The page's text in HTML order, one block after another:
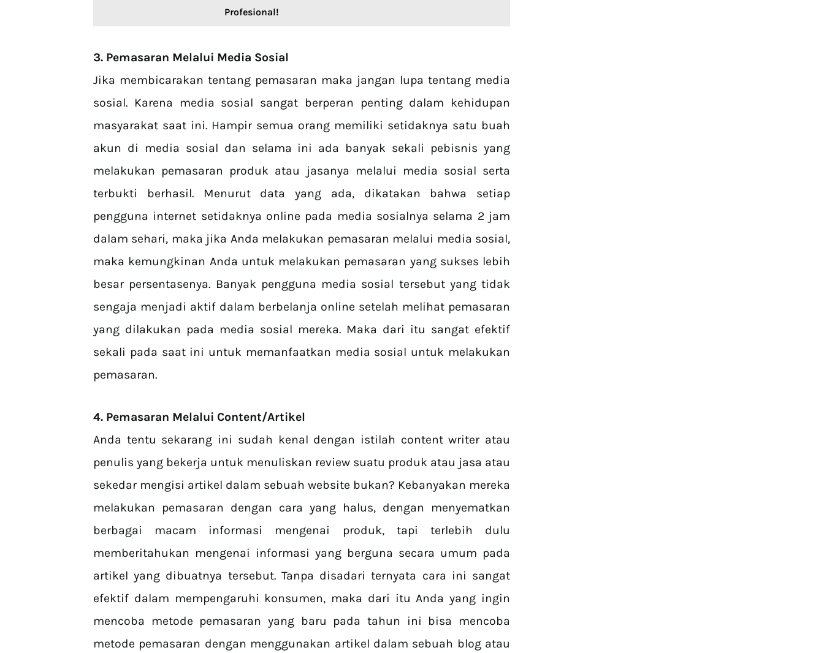
Profesional!
3. Pemasaran Melalui Media Sosial
Jika membicarakan tentang pemasaran maka jangan lupa tentang media
sosial. Karena media sosial sangat berperan penting dalam kehidupan
masyarakat saat ini. Hampir semua orang memiliki setidaknya satu buah
akun di media sosial dan selama ini ada banyak sekali pebisnis yang
melakukan pemasaran produk atau jasanya melalui media sosial serta
terbukti berhasil. Menurut data yang ada, dikatakan bahwa setiap
pengguna internet setidaknya online pada media sosialnya selama 2 jam
dalam sehari, maka jika Anda melakukan pemasaran melalui media sosial,
maka kemungkinan Anda untuk melakukan pemasaran yang sukses lebih
besar persentasenya. Banyak pengguna media sosial tersebut yang tidak
sengaja menjadi aktif dalam berbelanja online setelah melihat pemasaran
yang dilakukan pada media sosial mereka. Maka dari itu sangat efektif
sekali pada saat ini untuk memanfaatkan media sosial untuk melakukan
pemasaran.
4. Pemasaran Melalui Content/Artikel
Anda tentu sekarang ini sudah kenal dengan istilah content writer atau
penulis yang bekerja untuk menuliskan review suatu produk atau jasa atau
sekedar mengisi artikel dalam sebuah website bukan? Kebanyakan mereka
melakukan pemasaran dengan cara yang halus, dengan menyematkan
berbagai macam informasi mengenai produk, tapi terlebih dulu
memberitahukan mengenai informasi yang berguna secara umum pada
artikel yang dibuatnya tersebut. Tanpa disadari ternyata cara ini sangat
efektif dalam mempengaruhi konsumen, maka dari itu Anda yang ingin
mencoba metode pemasaran yang baru pada tahun ini bisa mencoba
metode pemasaran dengan menggunakan artikel dalam sebuah blog atau